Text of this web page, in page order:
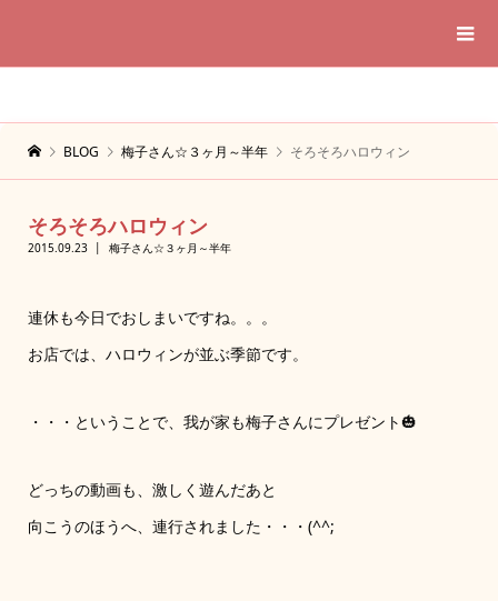
BLOG 梅子さん☆３ヶ月～半年 そろそろハロウィン
そろそろハロウィン
2015.09.23 梅子さん☆３ヶ月～半年
連休も今日でおしまいですね。。。
お店では、ハロウィンが並ぶ季節です。
・・・ということで、我が家も梅子さんにプレゼント🎃
どっちの動画も、激しく遊んだあと
向こうのほうへ、連行されました・・・(^^;